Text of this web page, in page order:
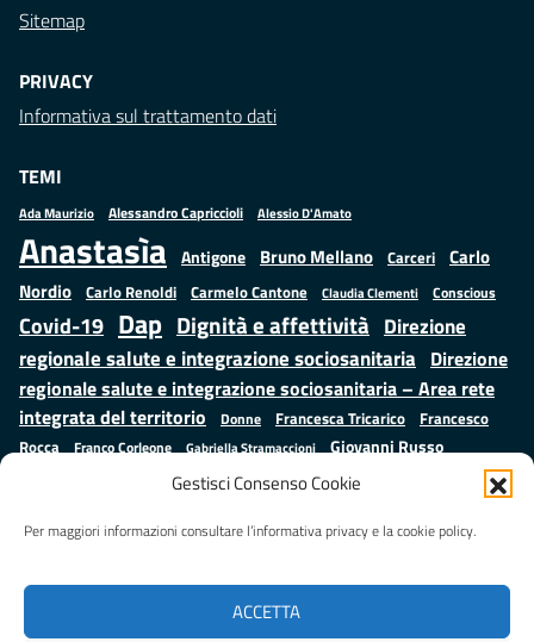
Gestisci Consenso Cookie
Per maggiori informazioni consultare l’informativa privacy e la cookie policy.
ACCETTA
Sitemap
PRIVACY
Informativa sul trattamento dati
TEMI
Ada Maurizio Alessandro Capriccioli Alessio D'Amato
Anastasìa Antigone Bruno Mellano Carceri
Carlo
Nordio Carlo Renoldi Carmelo Cantone Claudia Clementi Conscious
Covid-19 Dap Dignità e affettività Direzione
regionale salute e integrazione sociosanitaria Direzione
regionale salute e integrazione sociosanitaria – Area rete
integrata del territorio
Donne Francesca Tricarico
Francesco
Rocca
Franco Corleone Gabriella Stramaccioni Giovanni Russo
Giuseppe Emanuele Cangemi Istruzione e cultura
Mauro
Palma ministero della Giustizia Minori Misure
Regione Lazio
Salute Samuele Ciambriello
Sarah Grieco Situazione in numeri